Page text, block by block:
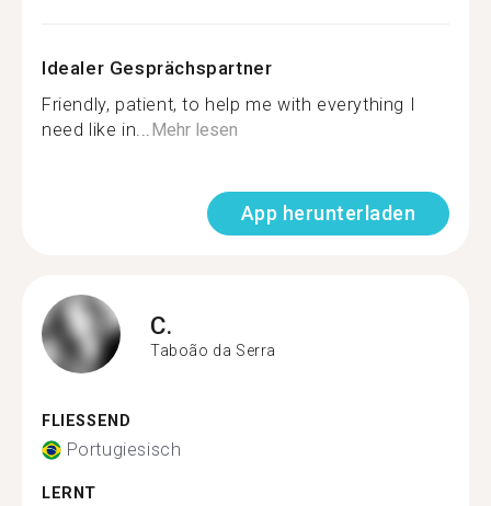
Idealer Gesprächspartner
Friendly, patient, to help me with everything I
need like in... Mehr lesen
App herunterladen
C.
Taboão da Serra
FLIESSEND
Portugiesisch
LERNT